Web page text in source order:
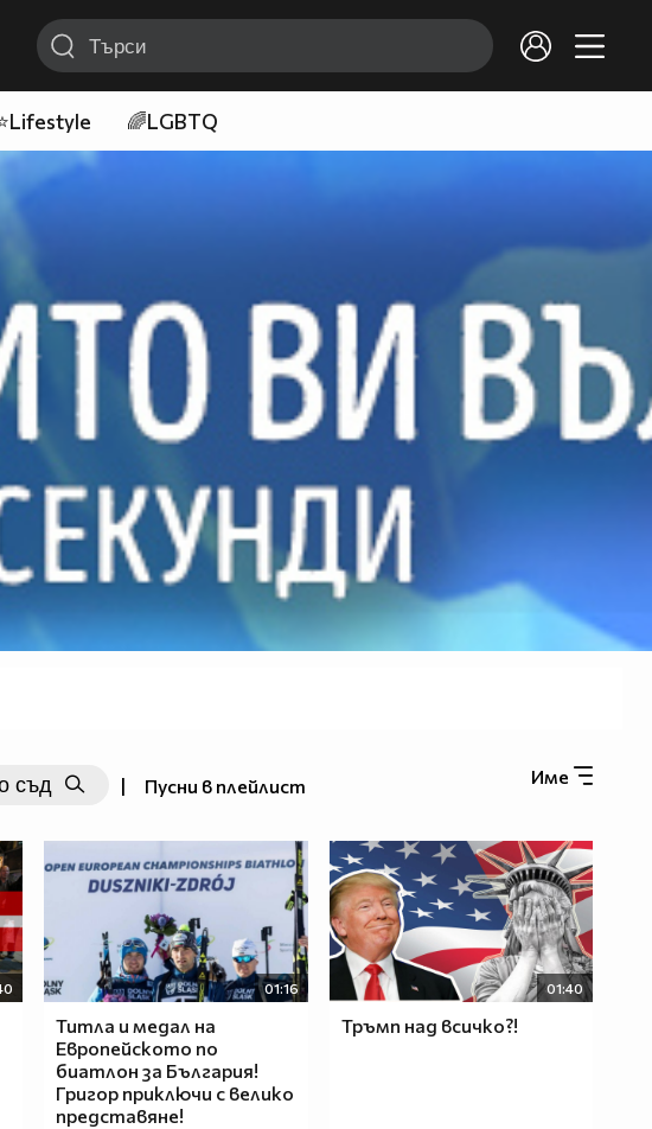
🌈LGBTQ
Име
| Пусни в плейлист
01:16
Титла и медал на
Европейското по
биатлон за България!
Григор приключи с велико
представяне!
01:40
Тръмп над всичко?!